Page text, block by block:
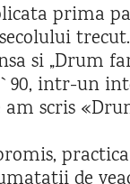
prima
si „Drum
intr-un
scris